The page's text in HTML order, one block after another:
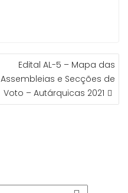
Edital AL-5 – Mapa das
Assembleias e Secções de
Voto – Autárquicas 2021